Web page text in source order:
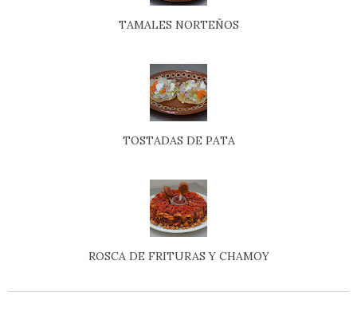
TAMALES NORTEÑOS
TOSTADAS DE PATA
ROSCA DE FRITURAS Y CHAMOY